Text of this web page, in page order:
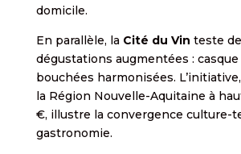
domicile.
En parallèle, la Cité du Vin teste
dégustations augmentées : casque
bouchées harmonisées.
la Région Nouvelle-Aquitaine à
€, illustre la convergence culture-
gastronomie.